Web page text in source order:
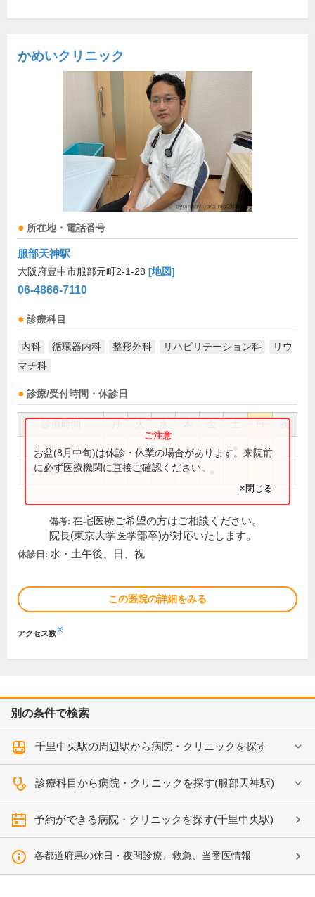
かめいクリニック
所在地・電話番号
服部天神駅
大阪府豊中市服部元町2-1-28 [地図]
06-4866-7110
診療科目
内科 循環器内科 整形外科 リハビリテーション科
リウ
マチ科
診療/受付時間・休診日
祝
8:30～12:00 ● ● ● ● ●
15:00～17:30 ● ● ●
お盆(8月中旬)は休診・休業の場合があります。来院前
に必ず医療機関に直接ご確認ください。
×閉じる
備考: 在宅医療ご希望の方はご相談ください。
院長(東京大学医学部卒)が対応いたします。
休診日: 水・土午後、日、祝
この医院の詳細をみる
アクセス数※
別の条件で検索
千里中央駅の周辺駅から病院・クリニックを探す
診療科目から病院・クリニックを探す(服部天神駅)
予約ができる病院・クリニックを探す(千里中央駅)
各都道府県の休日・夜間診療、救急、当番医情報